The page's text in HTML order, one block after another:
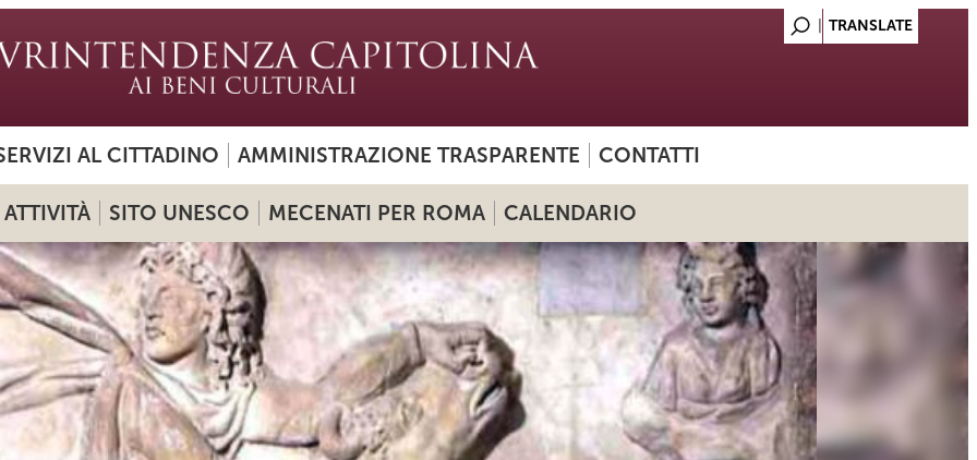
AL CITTADINO AMMINISTRAZIONE TRASPARENTE CONTATTI
ATTIVITÀ SITO UNESCO MECENATI PER ROMA CALENDARIO